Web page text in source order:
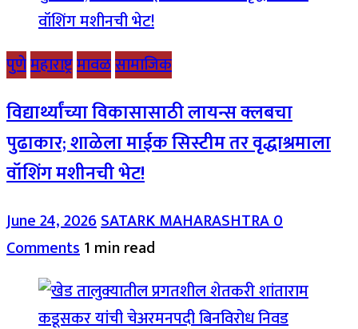
पुणेमहाराष्ट्रमावळसामाजिक
विद्यार्थ्यांच्या विकासासाठी लायन्स क्लबचा
पुढाकार; शाळेला माईक सिस्टीम तर वृद्धाश्रमाला
वॉशिंग मशीनची भेट!
June 24, 2026SATARK MAHARASHTRA0
Comments1 min read